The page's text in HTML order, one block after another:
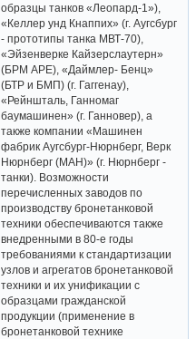
образцы танков «Леопард-1»),
«Келлер унд Кнаппих» (г. Аугсбург
- прототипы танка МВТ-70),
«Эйзенверке Кайзерслаутерн»
(БРМ АРЕ), «Даймлер- Бенц»
(БТР и БМП) (г. Гаггенау),
«Рейншталь, Ганномаг
баумашинен» (г. Ганновер), а
также компании «Машинен
фабрик Аугсбург-Нюрнберг, Верк
Нюрнберг (МАН)» (г. Нюрнберг -
танки). Возможности
перечисленных заводов по
производству бронетанковой
техники обеспечиваются также
внедренными в 80-е годы
требованиями к стандартизации
узлов и агрегатов бронетанковой
техники и их унификации с
образцами гражданской
продукции (применение в
бронетанковой технике